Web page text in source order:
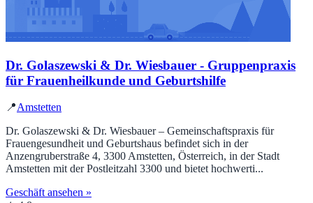
Dr. Golaszewski & Dr. Wiesbauer - Gruppenpraxis
für Frauenheilkunde und Geburtshilfe
📍Amstetten
Dr. Golaszewski & Dr. Wiesbauer – Gemeinschaftspraxis für
Frauengesundheit und Geburtshaus befindet sich in der
Anzengruberstraße 4, 3300 Amstetten, Österreich, in der Stadt
Amstetten mit der Postleitzahl 3300 und bietet hochwerti...
Geschäft ansehen »